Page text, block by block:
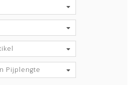
Pijplengte